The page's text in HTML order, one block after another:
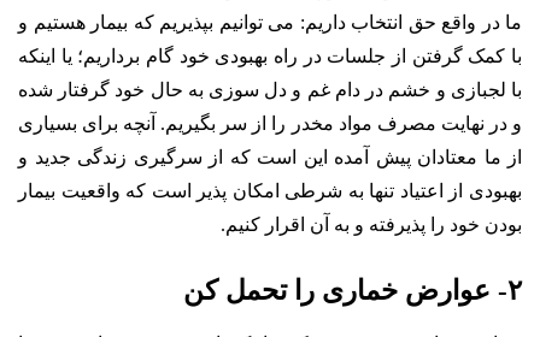
ما در واقع حق انتخاب داریم: می توانیم بپذیریم که بیمار هستیم و
با کمک گرفتن از جلسات در راه بهبودی خود گام برداریم؛ یا اینکه
با لجبازی و خشم در دام غم و دل سوزی به حال خود گرفتار شده
و در نهایت مصرف مواد مخدر را از سر بگیریم. آنچه برای بسیاری
از ما معتادان پیش آمده این است که از سرگیری زندگی جدید و
بهبودی از اعتیاد تنها به شرطی امکان پذیر است که واقعیت بیمار
بودن خود را پذیرفته و به آن اقرار کنیم.
۲- عوارض خماری را تحمل کن